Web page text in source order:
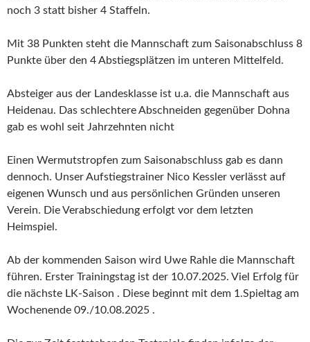
noch 3 statt bisher 4 Staffeln.
Mit 38 Punkten steht die Mannschaft zum Saisonabschluss 8
Punkte über den 4 Abstiegsplätzen im unteren Mittelfeld.
Absteiger aus der Landesklasse ist u.a. die Mannschaft aus
Heidenau. Das schlechtere Abschneiden gegenüber Dohna
gab es wohl seit Jahrzehnten nicht
Einen Wermutstropfen zum Saisonabschluss gab es dann
dennoch. Unser Aufstiegstrainer Nico Kessler verlässt auf
eigenen Wunsch und aus persönlichen Gründen unseren
Verein. Die Verabschiedung erfolgt vor dem letzten
Heimspiel.
Ab der kommenden Saison wird Uwe Rahle die Mannschaft
führen. Erster Trainingstag ist der 10.07.2025. Viel Erfolg für
die nächste LK-Saison . Diese beginnt mit dem 1.Spieltag am
Wochenende 09./10.08.2025 .